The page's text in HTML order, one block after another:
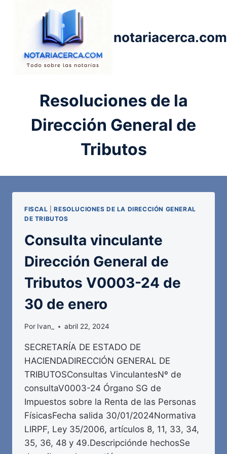
notariacerca.com
Resoluciones de la
Dirección General de
Tributos
FISCAL |RESOLUCIONES DE LA DIRECCIÓN GENERAL
DE TRIBUTOS
Consulta vinculante
Dirección General de
Tributos V0003-24 de
30 de enero
Por Ivan_ abril 22, 2024
SECRETARÍA DE ESTADO DE
HACIENDADIRECCIÓN GENERAL DE
TRIBUTOSConsultas VinculantesNº de
consultaV0003-24 Órgano SG de
Impuestos sobre la Renta de las Personas
FísicasFecha salida 30/01/2024Normativa
LIRPF, Ley 35/2006, artículos 8, 11, 33, 34,
35, 36, 48 y 49.Descripciónde hechosSe